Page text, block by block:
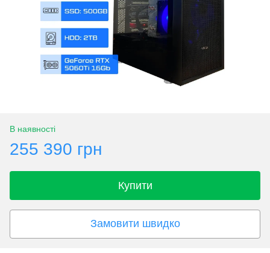
В наявності
255 390 грн
Купити
Замовити швидко